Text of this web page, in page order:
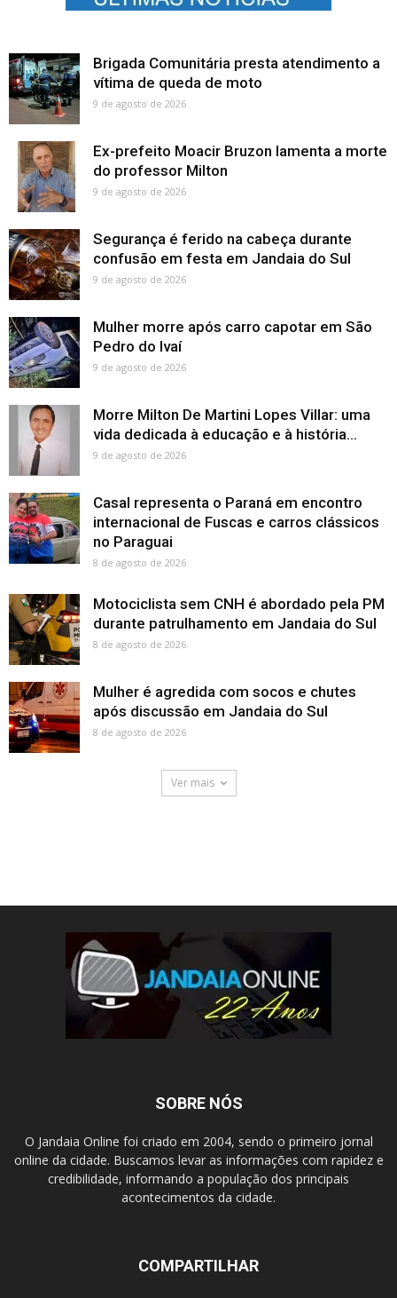
Brigada Comunitária presta atendimento a
vítima de queda de moto
9 de agosto de 2026
Ex-prefeito Moacir Bruzon lamenta a morte
do professor Milton
9 de agosto de 2026
Segurança é ferido na cabeça durante
confusão em festa em Jandaia do Sul
9 de agosto de 2026
Mulher morre após carro capotar em São
Pedro do Ivaí
9 de agosto de 2026
Morre Milton De Martini Lopes Villar: uma
vida dedicada à educação e à história...
9 de agosto de 2026
Casal representa o Paraná em encontro
internacional de Fuscas e carros clássicos
no Paraguai
8 de agosto de 2026
Motociclista sem CNH é abordado pela PM
durante patrulhamento em Jandaia do Sul
8 de agosto de 2026
Mulher é agredida com socos e chutes
após discussão em Jandaia do Sul
8 de agosto de 2026
Ver mais
SOBRE NÓS
O Jandaia Online foi criado em 2004, sendo o primeiro jornal
online da cidade. Buscamos levar as informações com rapidez e
credibilidade, informando a população dos principais
acontecimentos da cidade.
COMPARTILHAR